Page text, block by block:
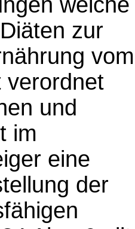
zur
vom
verordnet
und
im
eine
der